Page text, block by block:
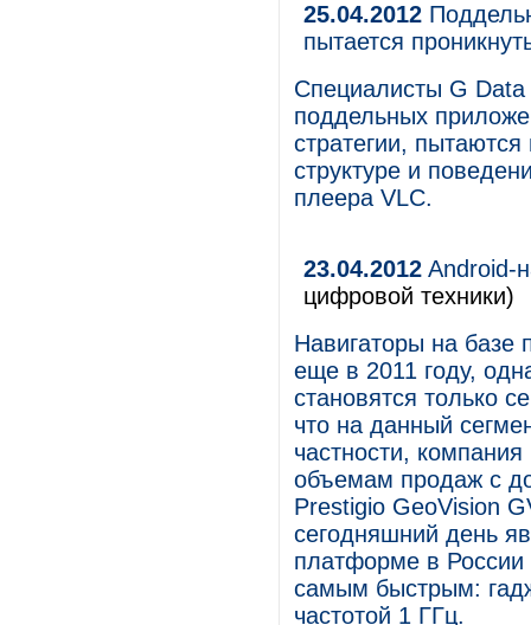
25.04.2012
пытается
Специалисты G
поддельных
стратегии,
структуре и
плеера VLC.
23.04.2012 Android-
цифровой техники)
Навигаторы на
еще в 2011 году,
становятся только
что на данный
частности,
объемам продаж с
Prestigio GeoVision
сегодняшний день
платформе в
самым быстрым:
частотой 1 ГГц.